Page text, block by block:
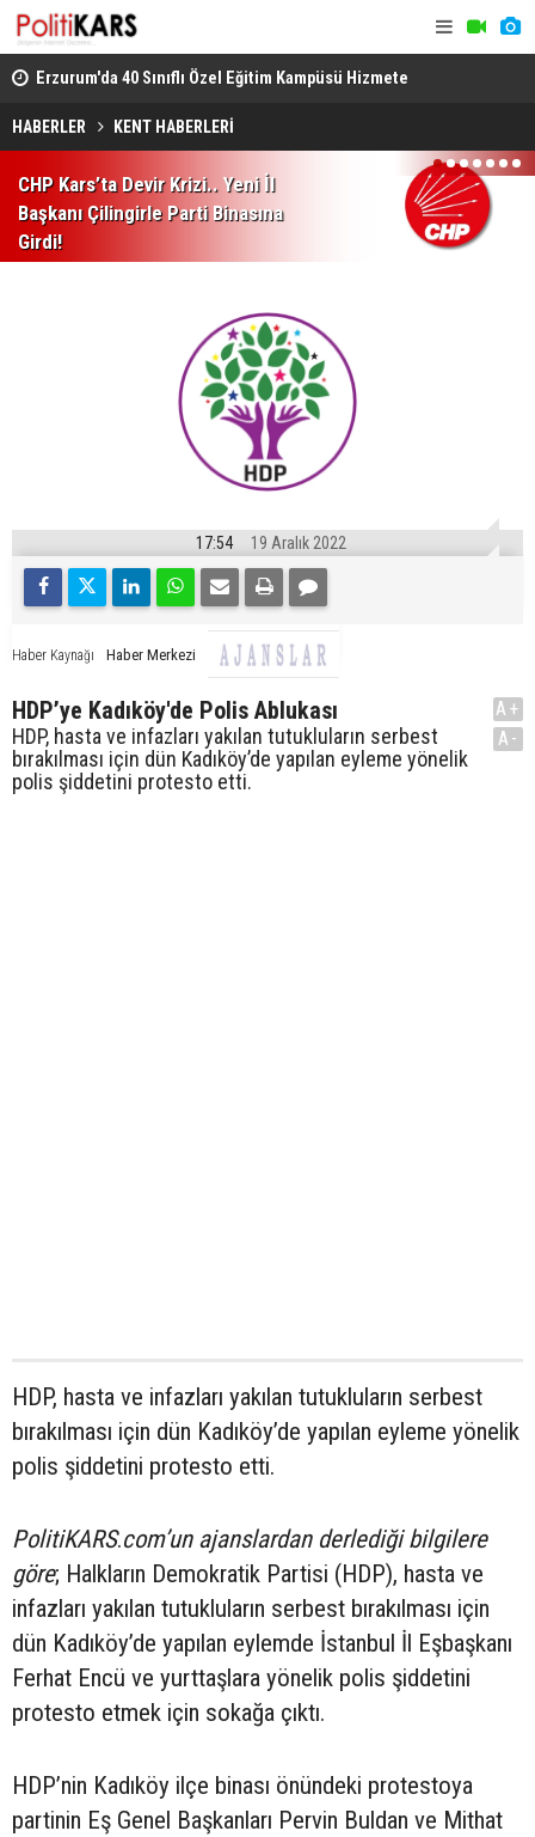
Erzurum'da 40 Sınıflı Özel Eğitim Kampüsü Hizmete
Açılacak.. Çalışmalar Sürüyor!
HABERLER KENT HABERLERİ
CHP Kars’ta Devir Krizi.. Yeni İl
Başkanı Çilingirle Parti Binasına
Girdi!
1 2 3 4 5 6 7
17:54 19 Aralık 2022
Haber Kaynağı Haber Merkezi
HDP’ye Kadıköy'de Polis Ablukası
HDP, hasta ve infazları yakılan tutukluların serbest
bırakılması için dün Kadıköy’de yapılan eyleme yönelik
polis şiddetini protesto etti.
A+
A-
HDP, hasta ve infazları yakılan tutukluların serbest
bırakılması için dün Kadıköy’de yapılan eyleme yönelik
polis şiddetini protesto etti.
PolitiKARS.com’un ajanslardan derlediği bilgilere
göre; Halkların Demokratik Partisi (HDP), hasta ve
infazları yakılan tutukluların serbest bırakılması için
dün Kadıköy’de yapılan eylemde İstanbul İl Eşbaşkanı
Ferhat Encü ve yurttaşlara yönelik polis şiddetini
protesto etmek için sokağa çıktı.
HDP’nin Kadıköy ilçe binası önündeki protestoya
partinin Eş Genel Başkanları Pervin Buldan ve Mithat